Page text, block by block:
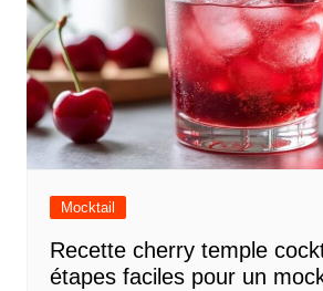
Mocktail
Recette cherry temple
étapes faciles pour un